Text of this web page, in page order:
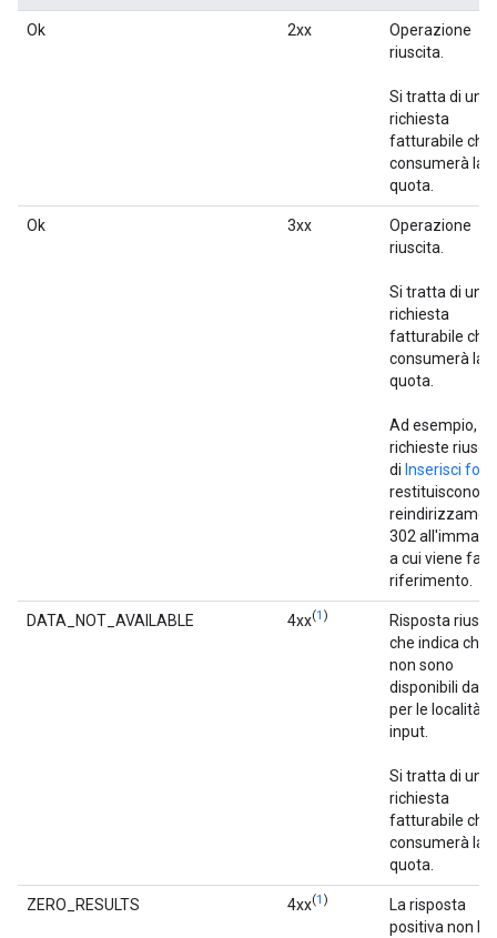
Ok 2xx
Operazione
riuscita.
Si tratta di una
richiesta
fatturabile che
consumerà la
quota.
Ok 3xx
Operazione
riuscita.
Si tratta di una
richiesta
fatturabile che
consumerà la
quota.
Ad esempio, le
richieste
di Inserisci foto
restituiscono il
302
a cui viene
riferimento.
DATA_NOT_AVAILABLE 4xx(1 )
Risposta
che indica che
non sono
disponibili dati
per le località di
input.
Si tratta di una
richiesta
fatturabile che
consumerà la
quota.
ZERO_RESULTS 4xx(1 )
La risposta
positiva non ha